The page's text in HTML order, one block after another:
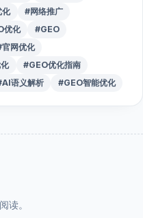
化
#网络推广
优化
#GEO
网优化
#GEO优化指南
语义解析 #GEO智能优化
读。